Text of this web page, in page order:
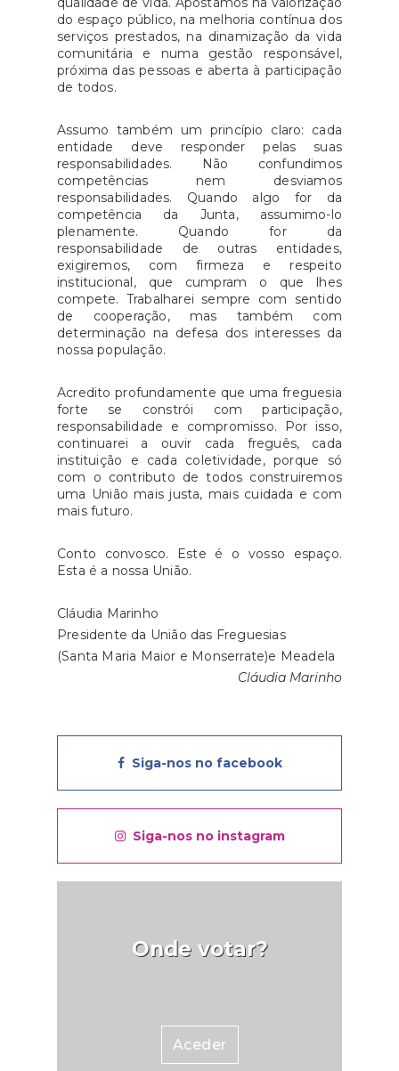
do espaço público, na melhoria contínua dos
serviços prestados, na dinamização da vida
comunitária e numa gestão responsável,
próxima das pessoas e aberta à participação
de todos.
Assumo também um princípio claro: cada
entidade deve responder pelas suas
responsabilidades. Não confundimos
competências nem desviamos
responsabilidades. Quando algo for da
competência da Junta, assumimo-lo
plenamente. Quando for da
responsabilidade de outras entidades,
exigiremos, com firmeza e respeito
institucional, que cumpram o que lhes
compete. Trabalharei sempre com sentido
de cooperação, mas também com
determinação na defesa dos interesses da
nossa população.
Acredito profundamente que uma freguesia
forte se constrói com participação,
responsabilidade e compromisso. Por isso,
continuarei a ouvir cada freguês, cada
instituição e cada coletividade, porque só
com o contributo de todos construiremos
uma União mais justa, mais cuidada e com
mais futuro.
Conto convosco. Este é o vosso espaço.
Esta é a nossa União.
Cláudia Marinho
Presidente da União das Freguesias
(Santa Maria Maior e Monserrate)e Meadela
Cláudia Marinho
Siga-nos no facebook
Siga-nos no instagram
Onde votar?
Aceder